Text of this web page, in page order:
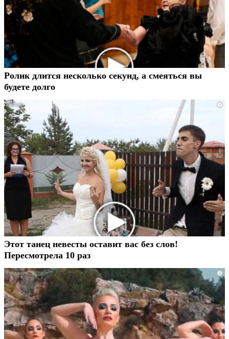
Ролик длится несколько секунд, а смеяться вы
будете долго
i
Этот танец невесты оставит вас без слов!
Пересмотрела 10 раз
i